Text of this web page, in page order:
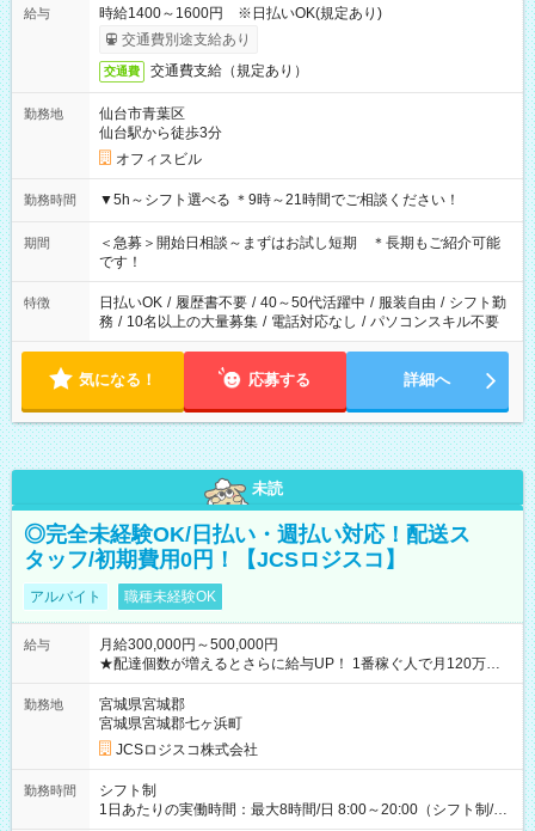
給与
時給1400～1600円 ※日払いOK(規定あり)
交通費別途支給あり
交通費 交通費支給（規定あり）
勤務地
仙台市青葉区
仙台駅から徒歩3分
オフィスビル
勤務時間 ▼5h～シフト選べる ＊9時～21時間でご相談ください！
期間
＜急募＞開始日相談～まずはお試し短期 ＊長期もご紹介可能
です！
特徴 日払いOK / 履歴書不要 / 40～50代活躍中 / 服装自由 / シフト勤
務 / 10名以上の大量募集 / 電話対応なし / パソコンスキル不要
気になる！ 応募する 詳細へ
未読
◎完全未経験OK/日払い・週払い対応！配送ス
タッフ/初期費用0円！【JCSロジスコ】
アルバイト 職種未経験OK
給与
月給300,000円～500,000円
★配達個数が増えるとさらに給与UP！ 1番稼ぐ人で月120万ほ
ど！ ・主要都市エリア 月収55万円／週5日稼働 月収65万~112
万円／週6日稼働 ・地方郊外エリア 月収40万円／週5日稼働 月
収40万円~50万円／週6日稼働 ＜モデルイメージ＞ ■月収50万
円 (27歳男性/江東区在住)※元建築関係 1日150個配達×25日勤務
(日休み) ■月収80万円(43歳男性/墨田区在住)※元営業 1日200個
勤務地
宮城県宮城郡
宮城県宮城郡七ヶ浜町
JCSロジスコ株式会社
勤務時間
シフト制
1日あたりの実働時間：最大8時間/日 8:00～20:00（シフト制/実